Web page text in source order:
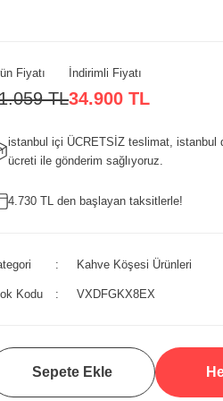
Fiyatı
TL
İndirimli Fiyatı
34.900 TL
istanbul içi ÜCRETSİZ teslimat, istanbul
ücreti ile gönderim sağlıyoruz.
4.730 TL den başlayan taksitlerle!
Kahve Köşesi Ürünleri
Kodu VXDFGKX8EX
Sepete Ekle